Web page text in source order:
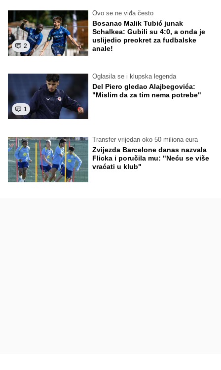
2
Ovo se ne viđa često
Bosanac Malik Tubić junak
Schalkea: Gubili su 4:0, a onda je
uslijedio preokret za fudbalske
anale!
1
Oglasila se i klupska legenda
Del Piero gledao Alajbegovića:
"Mislim da za tim nema potrebe"
Transfer vrijedan oko 50 miliona eura
Zvijezda Barcelone danas nazvala
Flicka i poručila mu: "Neću se više
vraćati u klub"